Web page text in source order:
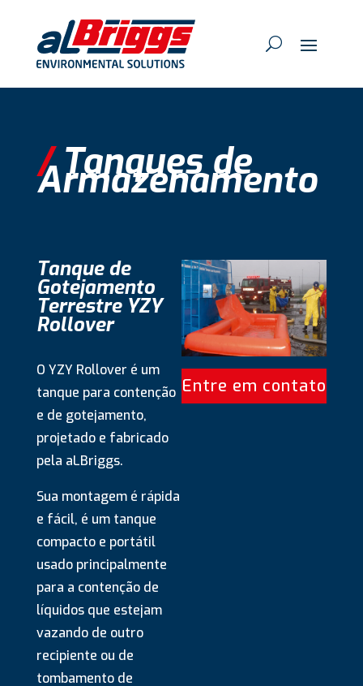
/Tanques de
Armazenamento
Tanque de
Gotejamento
Terrestre YZY
Rollover
O YZY Rollover é um
tanque para contenção
e de gotejamento,
projetado e fabricado
pela aLBriggs.
Sua montagem é rápida
e fácil, é um tanque
compacto e portátil
usado principalmente
para a contenção de
líquidos que estejam
vazando de outro
recipiente ou de
tombamento de
Entre em contato